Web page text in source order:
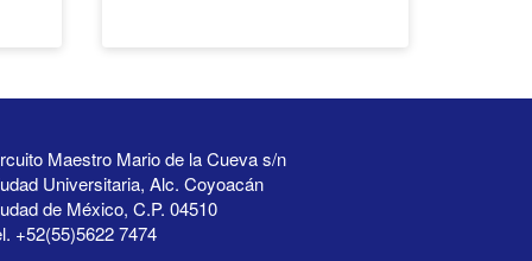
Maestro Mario de la Cueva s/n
Universitaria, Alc. Coyoacán
de México, C.P. 04510
+52(55)5622 7474